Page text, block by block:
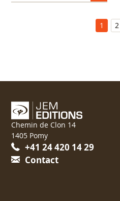
1 2
Chemin de Clon 14
1405 Pomy
+41 24 420 14 29
Contact